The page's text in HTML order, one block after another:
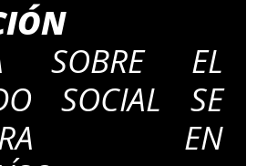
SOBRE EL
SOCIAL SE
EN